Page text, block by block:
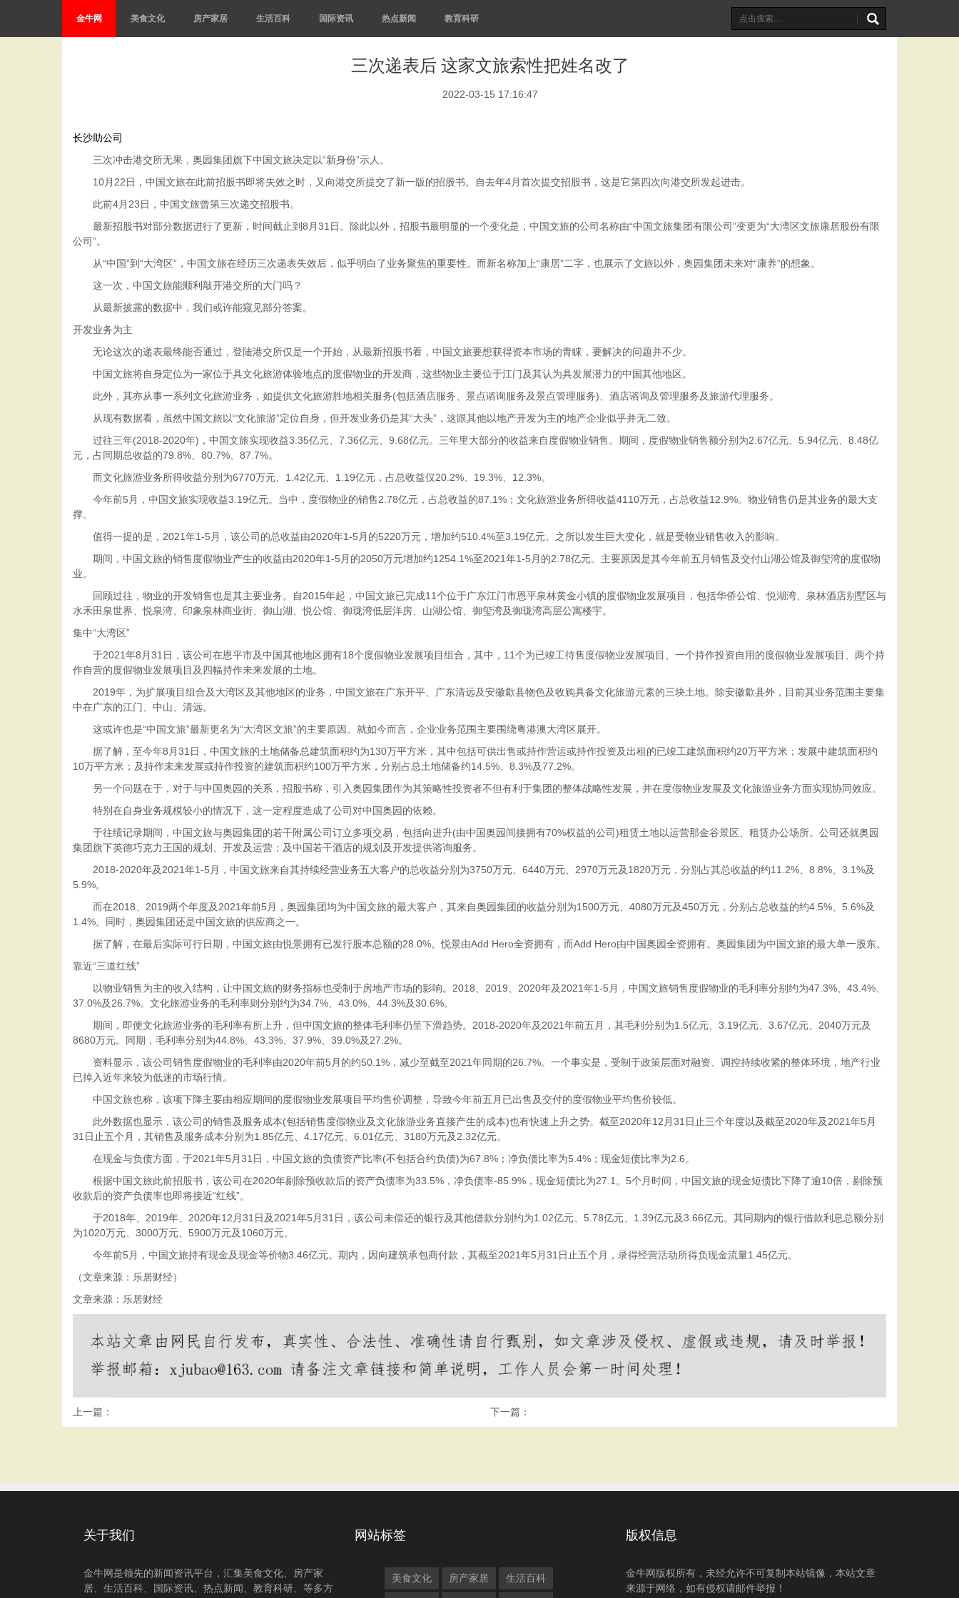
金牛网 美食文化 房产家居 生活百科 国际资讯 热点新闻 教育科研
三次递表后 这家文旅索性把姓名改了
2022-03-15 17:16:47
长沙助公司
三次冲击港交所无果，奥园集团旗下中国文旅决定以“新身份”示人。
10月22日，中国文旅在此前招股书即将失效之时，又向港交所提交了新一版的招股书。自去年4月首次提交招股书，这是它第四次向港交所发起进击。
此前4月23日，中国文旅曾第三次递交招股书。
最新招股书对部分数据进行了更新，时间截止到8月31日。除此以外，招股书最明显的一个变化是，中国文旅的公司名称由“中国文旅集团有限公司”变更为“大湾区文旅康居股份有限
公司”。
从“中国”到“大湾区”，中国文旅在经历三次递表失效后，似乎明白了业务聚焦的重要性。而新名称加上“康居”二字，也展示了文旅以外，奥园集团未来对“康养”的想象。
这一次，中国文旅能顺利敲开港交所的大门吗？
从最新披露的数据中，我们或许能窥见部分答案。
开发业务为主
无论这次的递表最终能否通过，登陆港交所仅是一个开始，从最新招股书看，中国文旅要想获得资本市场的青睐，要解决的问题并不少。
中国文旅将自身定位为一家位于具文化旅游体验地点的度假物业的开发商，这些物业主要位于江门及其认为具发展潜力的中国其他地区。
此外，其亦从事一系列文化旅游业务，如提供文化旅游胜地相关服务(包括酒店服务、景点谘询服务及景点管理服务)、酒店谘询及管理服务及旅游代理服务。
从现有数据看，虽然中国文旅以“文化旅游”定位自身，但开发业务仍是其“大头”，这跟其他以地产开发为主的地产企业似乎并无二致。
过往三年(2018-2020年)，中国文旅实现收益3.35亿元、7.36亿元、9.68亿元。三年里大部分的收益来自度假物业销售。期间，度假物业销售额分别为2.67亿元、5.94亿元、8.48亿
元，占同期总收益的79.8%、80.7%、87.7%。
而文化旅游业务所得收益分别为6770万元、1.42亿元、1.19亿元，占总收益仅20.2%、19.3%、12.3%。
今年前5月，中国文旅实现收益3.19亿元。当中，度假物业的销售2.78亿元，占总收益的87.1%；文化旅游业务所得收益4110万元，占总收益12.9%。物业销售仍是其业务的最大支
撑。
值得一提的是，2021年1-5月，该公司的总收益由2020年1-5月的5220万元，增加约510.4%至3.19亿元。之所以发生巨大变化，就是受物业销售收入的影响。
期间，中国文旅的销售度假物业产生的收益由2020年1-5月的2050万元增加约1254.1%至2021年1-5月的2.78亿元。主要原因是其今年前五月销售及交付山湖公馆及御玺湾的度假物
业。
回顾过往，物业的开发销售也是其主要业务。自2015年起，中国文旅已完成11个位于广东江门市恩平泉林黄金小镇的度假物业发展项目，包括华侨公馆、悦湖湾、泉林酒店别墅区与
水禾田泉世界、悦泉湾、印象泉林商业街、御山湖、悦公馆、御珑湾低层洋房、山湖公馆、御玺湾及御珑湾高层公寓楼宇。
集中“大湾区”
于2021年8月31日，该公司在恩平市及中国其他地区拥有18个度假物业发展项目组合，其中，11个为已竣工待售度假物业发展项目、一个持作投资自用的度假物业发展项目、两个持
作自营的度假物业发展项目及四幅持作未来发展的土地。
2019年，为扩展项目组合及大湾区及其他地区的业务，中国文旅在广东开平、广东清远及安徽歙县物色及收购具备文化旅游元素的三块土地。除安徽歙县外，目前其业务范围主要集
中在广东的江门、中山、清远。
这或许也是“中国文旅”最新更名为“大湾区文旅”的主要原因。就如今而言，企业业务范围主要围绕粤港澳大湾区展开。
据了解，至今年8月31日，中国文旅的土地储备总建筑面积约为130万平方米，其中包括可供出售或持作营运或持作投资及出租的已竣工建筑面积约20万平方米；发展中建筑面积约
10万平方米；及持作未来发展或持作投资的建筑面积约100万平方米，分别占总土地储备约14.5%、8.3%及77.2%。
另一个问题在于，对于与中国奥园的关系，招股书称，引入奥园集团作为其策略性投资者不但有利于集团的整体战略性发展，并在度假物业发展及文化旅游业务方面实现协同效应。
特别在自身业务规模较小的情况下，这一定程度造成了公司对中国奥园的依赖。
于往绩记录期间，中国文旅与奥园集团的若干附属公司订立多项交易，包括向进升(由中国奥园间接拥有70%权益的公司)租赁土地以运营那金谷景区、租赁办公场所。公司还就奥园
集团旗下英德巧克力王国的规划、开发及运营；及中国若干酒店的规划及开发提供谘询服务。
2018-2020年及2021年1-5月，中国文旅来自其持续经营业务五大客户的总收益分别为3750万元、6440万元、2970万元及1820万元，分别占其总收益的约11.2%、8.8%、3.1%及
5.9%。
而在2018、2019两个年度及2021年前5月，奥园集团均为中国文旅的最大客户，其来自奥园集团的收益分别为1500万元、4080万元及450万元，分别占总收益的约4.5%、5.6%及
1.4%。同时，奥园集团还是中国文旅的供应商之一。
据了解，在最后实际可行日期，中国文旅由悦景拥有已发行股本总额的28.0%。悦景由Add Hero全资拥有，而Add Hero由中国奥园全资拥有。奥园集团为中国文旅的最大单一股东。
靠近“三道红线”
以物业销售为主的收入结构，让中国文旅的财务指标也受制于房地产市场的影响。2018、2019、2020年及2021年1-5月，中国文旅销售度假物业的毛利率分别约为47.3%、43.4%、
37.0%及26.7%。文化旅游业务的毛利率则分别约为34.7%、43.0%、44.3%及30.6%。
期间，即便文化旅游业务的毛利率有所上升，但中国文旅的整体毛利率仍呈下滑趋势。2018-2020年及2021年前五月，其毛利分别为1.5亿元、3.19亿元、3.67亿元、2040万元及
8680万元。同期，毛利率分别为44.8%、43.3%、37.9%、39.0%及27.2%。
资料显示，该公司销售度假物业的毛利率由2020年前5月的约50.1%，减少至截至2021年同期的26.7%。一个事实是，受制于政策层面对融资、调控持续收紧的整体环境，地产行业
已掉入近年来较为低迷的市场行情。
中国文旅也称，该项下降主要由相应期间的度假物业发展项目平均售价调整，导致今年前五月已出售及交付的度假物业平均售价较低。
此外数据也显示，该公司的销售及服务成本(包括销售度假物业及文化旅游业务直接产生的成本)也有快速上升之势。截至2020年12月31日止三个年度以及截至2020年及2021年5月
31日止五个月，其销售及服务成本分别为1.85亿元、4.17亿元、6.01亿元、3180万元及2.32亿元。
在现金与负债方面，于2021年5月31日，中国文旅的负债资产比率(不包括合约负债)为67.8%；净负债比率为5.4%；现金短债比率为2.6。
根据中国文旅此前招股书，该公司在2020年剔除预收款后的资产负债率为33.5%，净负债率-85.9%，现金短债比为27.1。5个月时间，中国文旅的现金短债比下降了逾10倍，剔除预
收款后的资产负债率也即将接近“红线”。
于2018年、2019年、2020年12月31日及2021年5月31日，该公司未偿还的银行及其他借款分别约为1.02亿元、5.78亿元、1.39亿元及3.66亿元。其同期内的银行借款利息总额分别
为1020万元、3000万元、5900万元及1060万元。
今年前5月，中国文旅持有现金及现金等价物3.46亿元。期内，因向建筑承包商付款，其截至2021年5月31日止五个月，录得经营活动所得负现金流量1.45亿元。
（文章来源：乐居财经）
文章来源：乐居财经
上一篇： 下一篇：
关于我们
金牛网是领先的新闻资讯平台，汇集美食文化、房产家
居、生活百科、国际资讯、热点新闻、教育科研、等多方
网站标签
美食文化 房产家居 生活百科
版权信息
金牛网版权所有，未经允许不可复制本站镜像，本站文章
来源于网络，如有侵权请邮件举报！